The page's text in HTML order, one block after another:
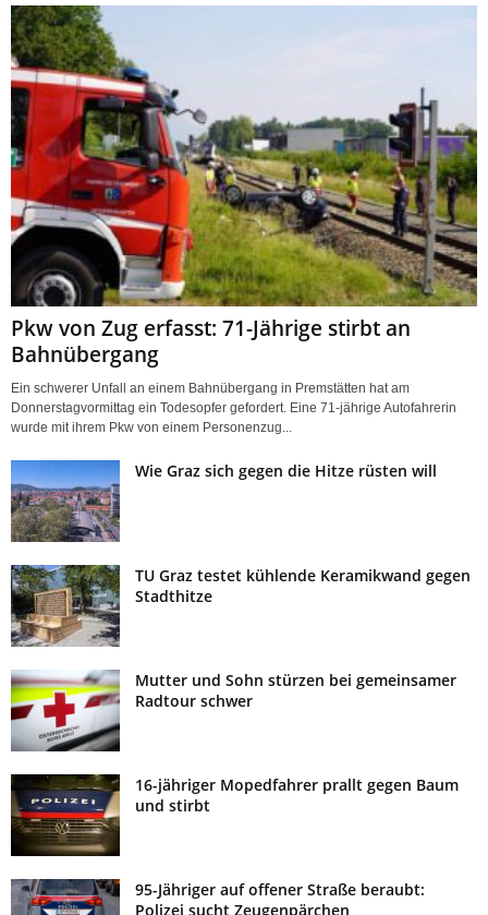
Pkw von Zug erfasst: 71-Jährige stirbt an
Bahnübergang
Ein schwerer Unfall an einem Bahnübergang in Premstätten hat am
Donnerstagvormittag ein Todesopfer gefordert. Eine 71-jährige Autofahrerin
wurde mit ihrem Pkw von einem Personenzug...
Wie Graz sich gegen die Hitze rüsten will
TU Graz testet kühlende Keramikwand gegen
Stadthitze
Mutter und Sohn stürzen bei gemeinsamer
Radtour schwer
16-jähriger Mopedfahrer prallt gegen Baum
und stirbt
95-Jähriger auf offener Straße beraubt:
Polizei sucht Zeugenpärchen